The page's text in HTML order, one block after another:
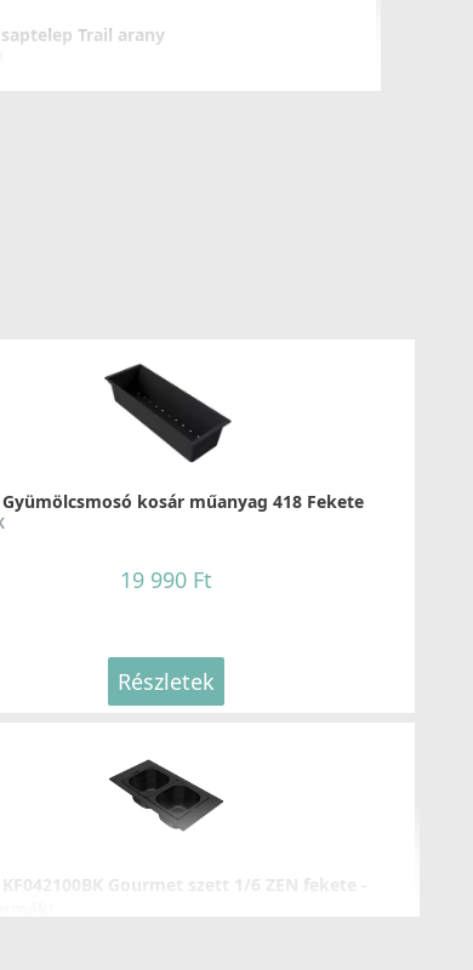
Trail arany
Aluna Plus inox
79 990 Ft
137 990 Ft
Részletek
Gyümölcsmosó kosár műanyag 418 Fekete
19 990 Ft
Részletek
KF042100BK Gourmet szett 1/6 ZEN fekete -